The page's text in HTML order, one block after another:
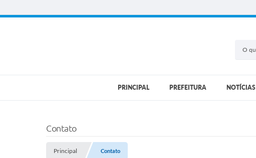
PRINCIPAL PREFEITURA NOTÍCIAS
Contato
Principal Contato